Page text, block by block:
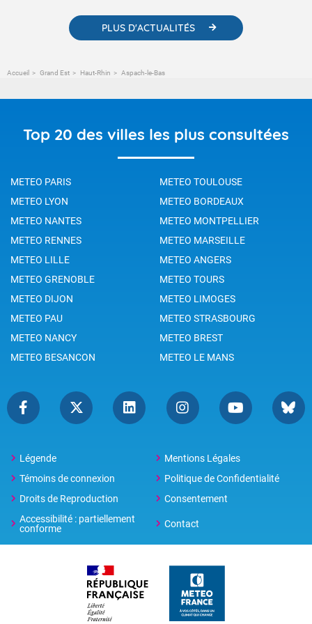
PLUS D'ACTUALITÉS
Accueil Grand Est Haut-Rhin Aspach-le-Bas
Top 20 des villes les plus consultées
METEO PARIS
METEO TOULOUSE
METEO LYON
METEO BORDEAUX
METEO NANTES
METEO MONTPELLIER
METEO RENNES
METEO MARSEILLE
METEO LILLE
METEO ANGERS
METEO GRENOBLE
METEO TOURS
METEO DIJON
METEO LIMOGES
METEO PAU
METEO STRASBOURG
METEO NANCY
METEO BREST
METEO BESANCON
METEO LE MANS
Légende
Mentions Légales
Témoins de connexion
Politique de Confidentialité
Droits de Reproduction
Consentement
Accessibilité : partiellement
conforme
Contact